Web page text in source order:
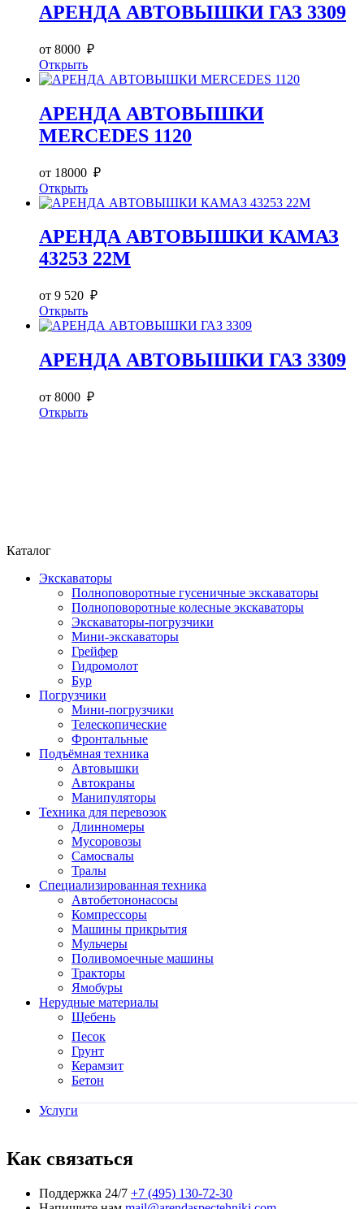
АРЕНДА АВТОВЫШКИ ГАЗ 3309
от 8000 ₽
Открыть
АРЕНДА АВТОВЫШКИ
MERCEDES 1120
от 18000 ₽
Открыть
АРЕНДА АВТОВЫШКИ КАМАЗ
43253 22М
от 9 520 ₽
Открыть
АРЕНДА АВТОВЫШКИ ГАЗ 3309
от 8000 ₽
Открыть
Каталог
Нерудные материалы
Щебень
Песок
Грунт
Керамзит
Бетон
Погрузчики
Мини-погрузчики
Телескопические
Фронтальные
Подъёмная техника
Автовышки
Автокраны
Манипуляторы
Специализированная техника
Автобетононасосы
Компрессоры
Машины прикрытия
Мульчеры
Поливомоечные машины
Тракторы
Ямобуры
Техника для перевозок
Длинномеры
Мусоровозы
Самосвалы
Тралы
Услуги
Экскаваторы
Полноповоротные гусеничные экскаваторы
Полноповоротные колесные экскаваторы
Экскаваторы-погрузчики
Мини-экскаваторы
Грейфер
Гидромолот
Бур
Как связаться
Поддержка 24/7 +7 (495) 130-72-30